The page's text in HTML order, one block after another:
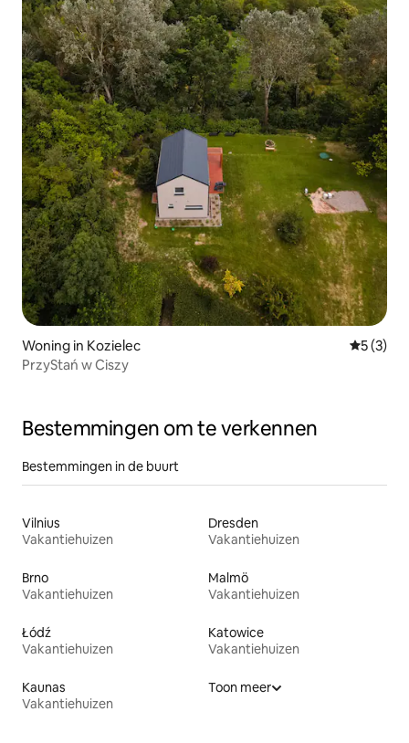
Woning in Kozielec
5 (3)
PrzyStań w Ciszy
Bestemmingen om te verkennen
Bestemmingen in de buurt
Vilnius
Vakantiehuizen
Dresden
Vakantiehuizen
Brno
Vakantiehuizen
Malmö
Vakantiehuizen
Łódź
Vakantiehuizen
Katowice
Vakantiehuizen
Kaunas
Vakantiehuizen
Toon meer